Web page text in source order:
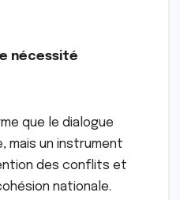
nécessité
que le dialogue
mais un instrument
des conflits et
nationale.